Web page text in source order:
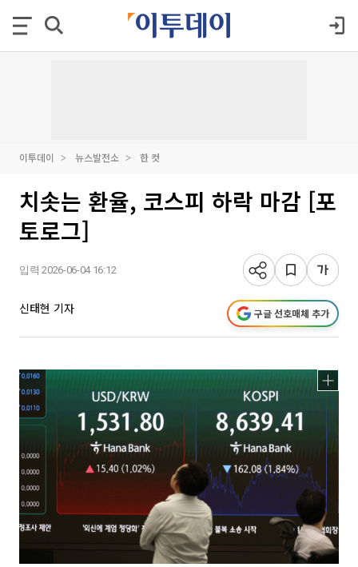
이투데이 뉴스발전소 한 컷
치솟는 환율, 코스피 하락 마감 [포
토로그]
입력 2026-06-04 16:12
신태현 기자 구글 선호매체 추가